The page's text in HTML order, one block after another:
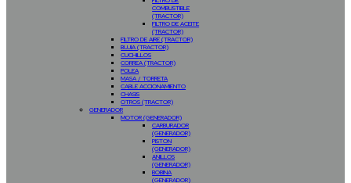
COMBUSTIBLE
(TRACTOR)
FILTRO DE ACEITE
(TRACTOR)
FILTRO DE AIRE (TRACTOR)
BUJIA (TRACTOR)
CUCHILLOS
CORREA (TRACTOR)
POLEA
MASA / TORRETA
CABLE ACCIONAMIENTO
CHASIS
OTROS (TRACTOR)
GENERADOR
MOTOR (GENERADOR)
CARBURADOR
(GENERADOR)
PISTON
(GENERADOR)
ANILLOS
(GENERADOR)
BOBINA
(GENERADOR)